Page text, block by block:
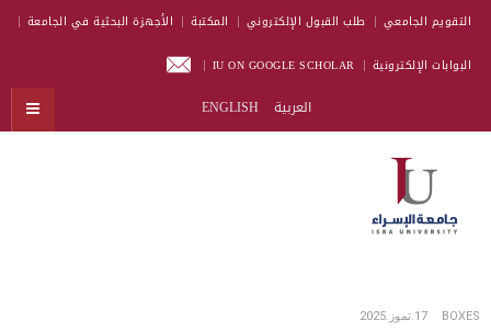
التقويم الجامعي طلب القبول الإلكتروني المكتبة الأجهزة البحثية في الجامعة
البوابات الإلكترونية IU ON GOOGLE SCHOLAR
العربية ENGLISH
BOXES 17.تموز.2025